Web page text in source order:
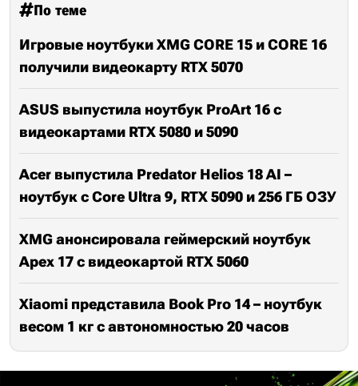
По теме
Игровые ноутбуки XMG CORE 15 и CORE 16
получили видеокарту RTX 5070
ASUS выпустила ноутбук ProArt 16 с
видеокартами RTX 5080 и 5090
Acer выпустила Predator Helios 18 AI –
ноутбук с Core Ultra 9, RTX 5090 и 256 ГБ ОЗУ
XMG анонсировала геймерский ноутбук
Apex 17 с видеокартой RTX 5060
Xiaomi представила Book Pro 14 – ноутбук
весом 1 кг с автономностью 20 часов